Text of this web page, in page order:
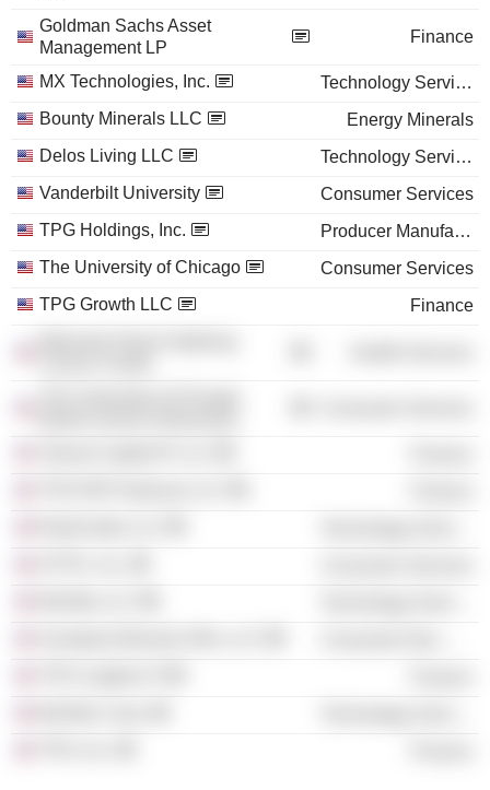
Goldman Sachs Asset
Management LP
Finance
MX Technologies, Inc.
Technology Services
Bounty Minerals LLC
Energy Minerals
Delos Living LLC
Technology Services
Vanderbilt University
Consumer Services
TPG Holdings, Inc.
Producer Manufacturing
The University of Chicago
Consumer Services
TPG Growth LLC
Finance